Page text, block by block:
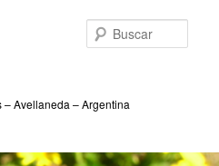
Avellaneda – Argentina